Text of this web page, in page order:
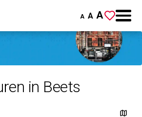
A A A
in Beets